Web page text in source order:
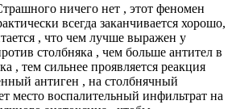
ничего нет , этот феномен
всегда заканчивается хорошо,
, что чем лучше выражен у
столбняка , чем больше антител в
, тем сильнее проявляется реакция
антиген , на столбнячный
место воспалительный инфильтрат на